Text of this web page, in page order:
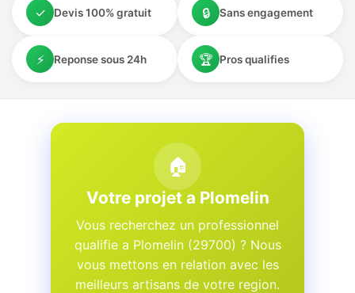
✓ Devis 100% gratuit 🔒 Sans engagement
⚡ Reponse sous 24h 🏆 Pros qualifies
🏠
Votre projet a Plomelin
Vous recherchez un professionnel
qualifie a Plomelin (29700) ? Nous
vous mettons en relation avec les
meilleurs artisans de votre region.